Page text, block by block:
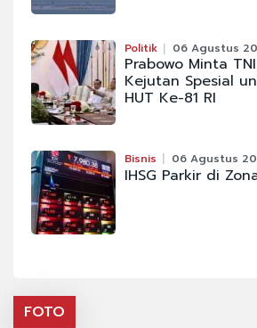
Politik 06 Agustus
Prabowo Minta
Kejutan Spesial
HUT Ke-81 RI
Bisnis 06 Agustus
IHSG Parkir di
FOTO